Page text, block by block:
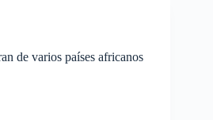
de varios países africanos